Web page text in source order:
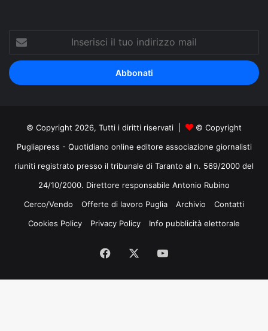
Inserisci
tuo
indirizzo
mail
© Copyright 2026, Tutti i diritti riservati |
© Copyright
Pugliapress - Quotidiano online editore associazione giornalisti
riuniti registrato presso il tribunale di Taranto al n. 569/2000 del
24/10/2000. Direttore responsabile Antonio Rubino
Cerco/Vendo
Offerte di lavoro Puglia Archivio
Contatti
Cookies Policy
Privacy Policy Info pubblicità elettorale
Facebook
Tube